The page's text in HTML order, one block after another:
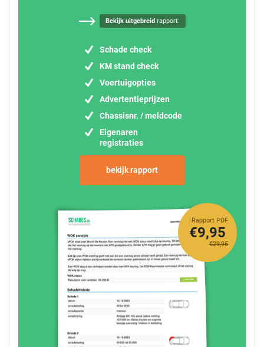
Bekijk uitgebreidrapport:
Schade check
KM stand check
Voertuigopties
Advertentieprijzen
Chassisnr. / meldcode
Eigenaren
registraties
bekijk rapport
Rapport PDF
€29,95
€9,95